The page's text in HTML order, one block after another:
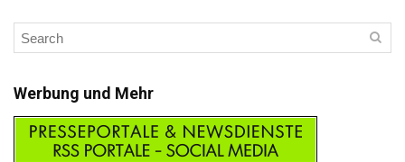
Werbung und Mehr